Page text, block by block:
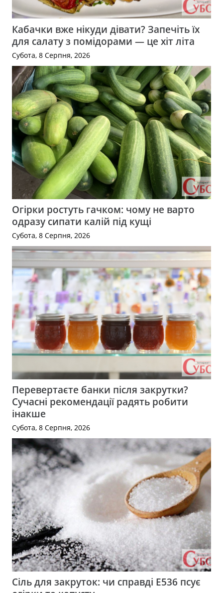
Кабачки вже нікуди дівати? Запечіть їх
для салату з помідорами — це хіт літа
Субота, 8 Серпня, 2026
Огірки ростуть гачком: чому не варто
одразу сипати калій під кущі
Субота, 8 Серпня, 2026
Перевертаєте банки після закрутки?
Сучасні рекомендації радять робити
інакше
Субота, 8 Серпня, 2026
Сіль для закруток: чи справді Е536 псує